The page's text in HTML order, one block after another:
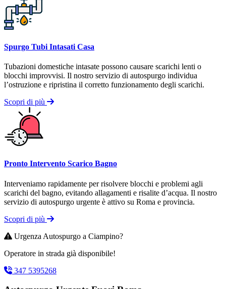
Spurgo Tubi Intasati Casa
Tubazioni domestiche intasate possono causare scarichi lenti o
blocchi improvvisi. Il nostro servizio di autospurgo individua
l’ostruzione e ripristina il corretto funzionamento degli scarichi.
Scopri di più
Pronto Intervento Scarico Bagno
Interveniamo rapidamente per risolvere blocchi e problemi agli
scarichi del bagno, evitando allagamenti e risalite d’acqua. Il nostro
servizio di autospurgo urgente è attivo su Roma e provincia.
Scopri di più
Urgenza Autospurgo a Ciampino?
Operatore in strada già disponibile!
347 5395268